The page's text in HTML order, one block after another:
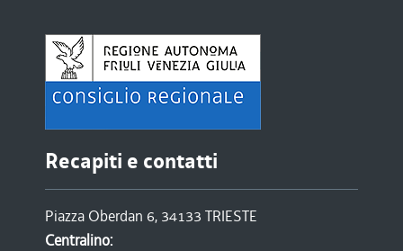
Recapiti e contatti
Piazza Oberdan 6, 34133 TRIESTE
Centralino: